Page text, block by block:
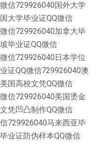
信729926040国外大学
大学毕业证QQ微信
信729926040加拿大毕
毕业证QQ微信
信729926040日本学位
证QQ微信729926040澳
国高校文凭QQ微信
信729926040美国烫金
凭凹凸制作QQ微信
729926040马来西亚毕
业证防伪样本QQ微信